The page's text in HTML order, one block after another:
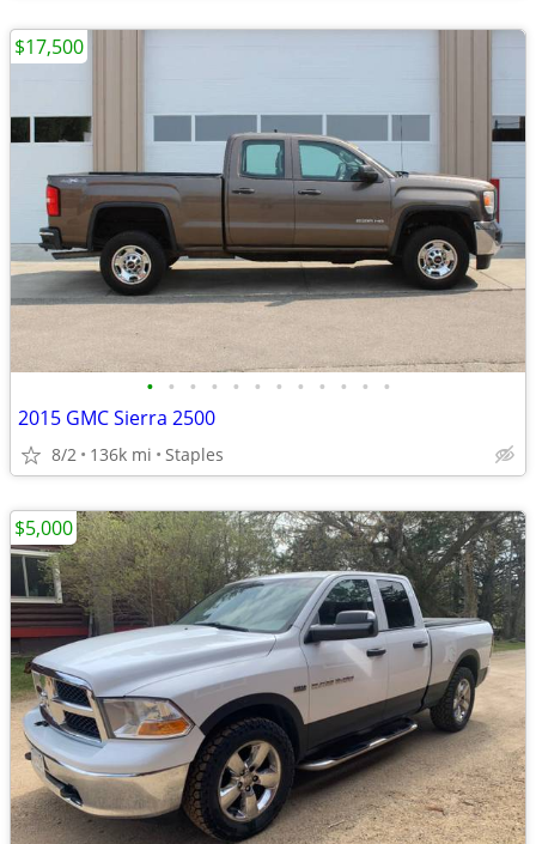
• • • • • • • • • • • •
2015 GMC Sierra 2500
8/2 136k mi Staples
$17,500
$5,000